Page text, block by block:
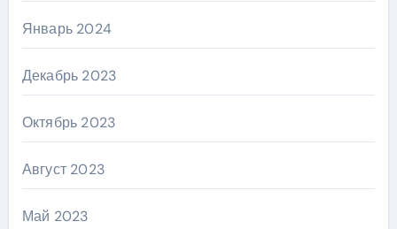
Январь 2024
Декабрь 2023
Октябрь 2023
Август 2023
Май 2023